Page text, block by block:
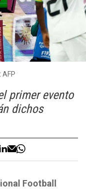
AFP
primer evento
dichos
Football